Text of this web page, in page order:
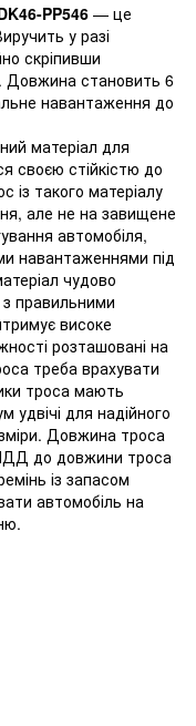
PP546 — це
у разі
скріпивши
Довжина становить 6
навантаження до
матеріал для
своєю стійкістю до
із такого матеріалу
але не на завищене
автомобіля,
навантаженнями під
чудово
правильними
високе
розташовані на
треба врахувати
троса мають
удвічі для надійного
Довжина троса
до довжини троса
із запасом
автомобіль на